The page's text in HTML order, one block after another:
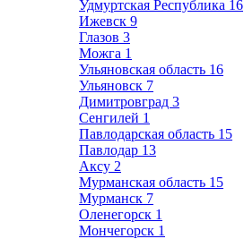
Удмуртская Республика 16
Ижевск 9
Глазов 3
Можга 1
Ульяновская область 16
Ульяновск 7
Димитровград 3
Сенгилей 1
Павлодарская область 15
Павлодар 13
Аксу 2
Мурманская область 15
Мурманск 7
Оленегорск 1
Мончегорск 1